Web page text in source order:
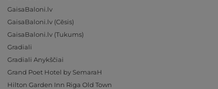
GaisaBaloni.lv
GaisaBaloni.lv (Cēsis)
GaisaBaloni.lv (Tukums)
Gradiali
Gradiali Anykščiai
Grand Poet Hotel by SemaraH
Hilton Garden Inn Riga Old Town